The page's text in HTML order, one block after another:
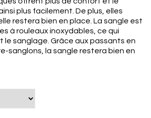
plus facilement. De plus, elles
restera bien en place. La sangle est
à rouleaux inoxydables, ce qui
le sanglage. Grâce aux passants en
sanglons, la sangle restera bien en